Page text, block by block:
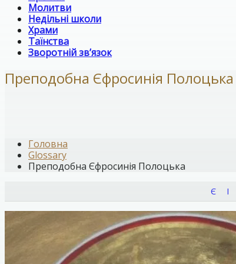
Молитви
Недільні школи
Храми
Таїнства
Зворотній зв’язок
Преподобна Єфросинія Полоцька
Головна
Glossary
Преподобна Єфросинія Полоцька
Є І